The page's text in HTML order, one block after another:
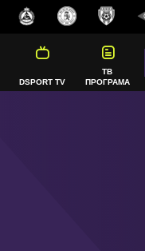
DSPORT TV
ТВ
ПРОГРАМА